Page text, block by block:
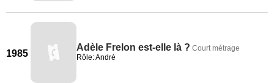
1985
Adèle Frelon est-elle là ? Court métrage
Rôle: André